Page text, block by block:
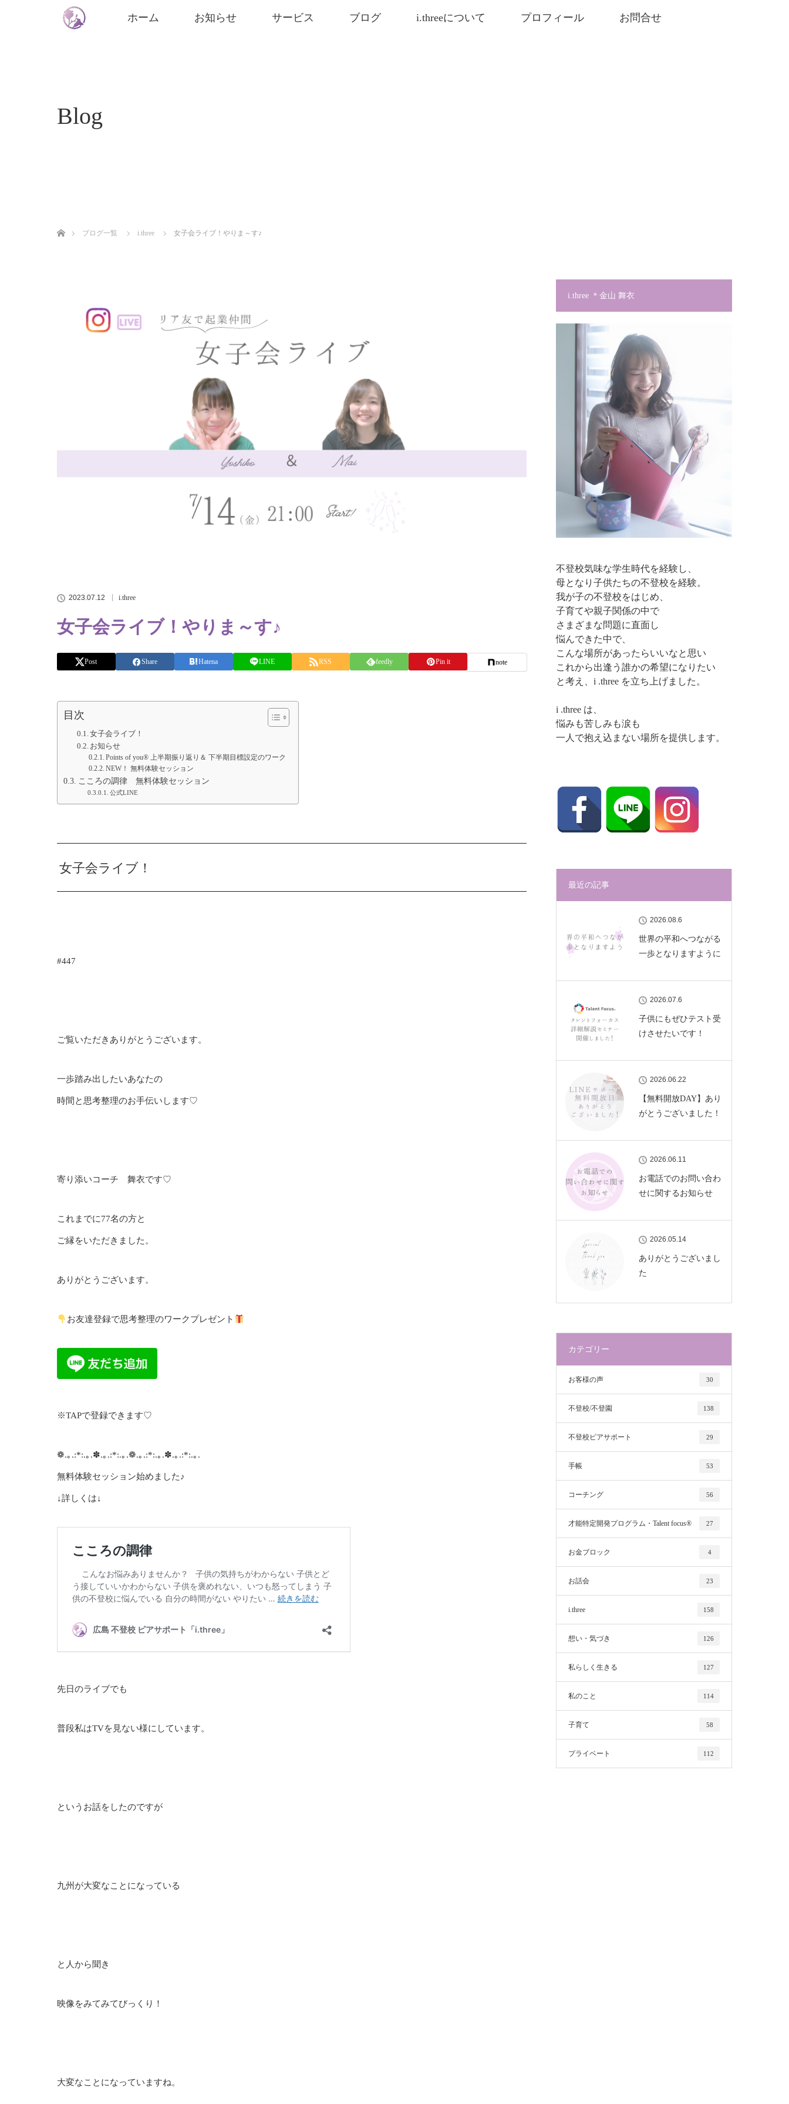
ホーム お知らせ サービス ブログ i.threeについて プロフィール お問合せ
Blog
ブログ一覧
i.three 女子会ライブ！やりま～す♪
2023.07.12 i.three
女子会ライブ！やりま～す♪
Post Share Hatena LINE RSS feedly Pin it note
目次
女子会ライブ！
お知らせ
Points of you® 上半期振り返り＆ 下半期目標設定のワーク
NEW！ 無料体験セッション
こころの調律 無料体験セッション
公式LINE
女子会ライブ！
#447
ご覧いただきありがとうございます。
一歩踏み出したいあなたの
時間と思考整理のお手伝いします♡
寄り添いコーチ 舞衣です♡
これまでに77名の方と
ご縁をいただきました。
ありがとうございます。
お友達登録で思考整理のワークプレゼント
※TAPで登録できます♡
❁.｡.:*:.｡.✽.｡.:*:.｡.❁.｡.:*:.｡.✽.｡.:*:.｡.
無料体験セッション始めました♪
↓詳しくは↓
先日のライブでも
普段私はTVを見ない様にしています。
というお話をしたのですが
九州が大変なことになっている
と人から聞き
映像をみてみてびっくり！
大変なことになっていますね。
i.three ＊金山 舞衣
不登校気味な学生時代を経験し、
母となり子供たちの不登校を経験。
我が子の不登校をはじめ、
子育てや親子関係の中で
さまざまな問題に直面し
悩んできた中で、
こんな場所があったらいいなと思い
これから出逢う誰かの希望になりたい
と考え、i .three を立ち上げました。
i .three は、
悩みも苦しみも涙も
一人で抱え込まない場所を提供します。
最近の記事
2026.08.6
世界の平和へつながる
一歩となりますように
2026.07.6
子供にもぜひテスト受
けさせたいです！
2026.06.22
【無料開放DAY】あり
がとうございました！
2026.06.11
お電話でのお問い合わ
せに関するお知らせ
2026.05.14
ありがとうございまし
た
カテゴリー
お客様の声 30
不登校/不登園 138
不登校ピアサポート 29
手帳 53
コーチング 56
才能特定開発プログラム・Talent focus® 27
お金ブロック 4
お話会 23
i.three 158
想い・気づき 126
私らしく生きる 127
私のこと 114
子育て 58
プライベート 112